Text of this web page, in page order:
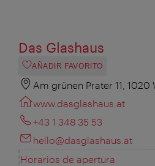
Das Glashaus
AÑADIR FAVORITO
Am grünen Prater 11, 1020
www.dasglashaus.at
+43 1 348 35 53
hello@dasglashaus.at
Horarios de apertura